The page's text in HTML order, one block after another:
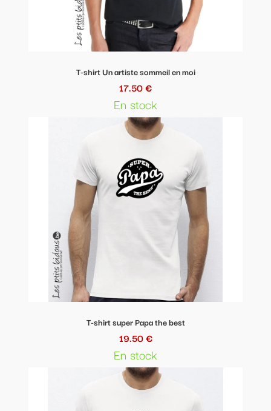
T-shirt Un artiste sommeil en moi
17.50 €
En stock
T-shirt super Papa the best
19.50 €
En stock